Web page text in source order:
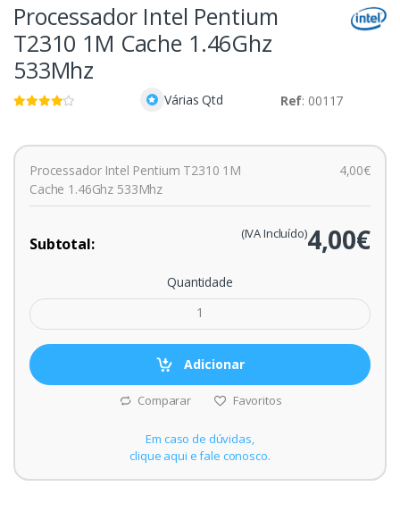
Processador Intel Pentium
T2310 1M Cache 1.46Ghz
533Mhz
Várias Qtd Ref: 00117
Processador Intel Pentium T2310 1M
Cache 1.46Ghz 533Mhz
4,00€
Subtotal: 4,00€
(IVA Incluído)
Quantidade
Adicionar
Comparar Favoritos
Em caso de dúvidas,
clique aqui e fale conosco.